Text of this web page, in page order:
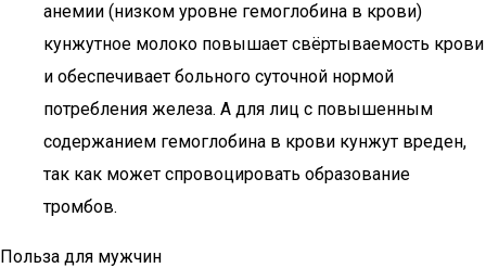
анемии (низком уровне гемоглобина в крови)
кунжутное молоко повышает свёртываемость крови
и обеспечивает больного суточной нормой
потребления железа. А для лиц с повышенным
содержанием гемоглобина в крови кунжут вреден,
так как может спровоцировать образование
тромбов.
Польза для мужчин